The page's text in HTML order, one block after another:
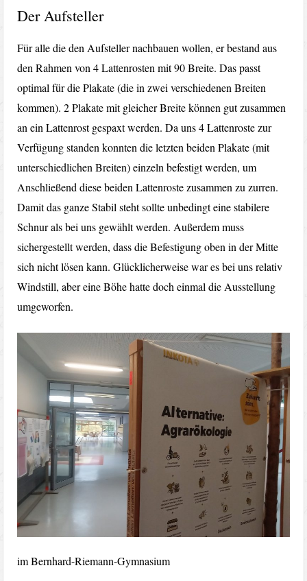
Der Aufsteller
Für alle die den Aufsteller nachbauen wollen, er bestand aus
den Rahmen von 4 Lattenrosten mit 90 Breite. Das passt
optimal für die Plakate (die in zwei verschiedenen Breiten
kommen). 2 Plakate mit gleicher Breite können gut zusammen
an ein Lattenrost gespaxt werden. Da uns 4 Lattenroste zur
Verfügung standen konnten die letzten beiden Plakate (mit
unterschiedlichen Breiten) einzeln befestigt werden, um
Anschließend diese beiden Lattenroste zusammen zu zurren.
Damit das ganze Stabil steht sollte unbedingt eine stabilere
Schnur als bei uns gewählt werden. Außerdem muss
sichergestellt werden, dass die Befestigung oben in der Mitte
sich nicht lösen kann. Glücklicherweise war es bei uns relativ
Windstill, aber eine Böhe hatte doch einmal die Ausstellung
umgeworfen.
im Bernhard-Riemann-Gymnasium